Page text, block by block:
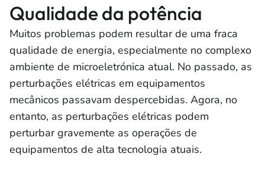
Qualidade da potência
Muitos problemas podem resultar de uma fraca
qualidade de energia, especialmente no complexo
ambiente de microeletrónica atual. No passado, as
perturbações elétricas em equipamentos
mecânicos passavam despercebidas. Agora, no
entanto, as perturbações elétricas podem
perturbar gravemente as operações de
equipamentos de alta tecnologia atuais.